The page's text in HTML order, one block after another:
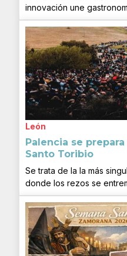
innovación une
León
Palencia se
Santo Toribio
Se trata de la la más
donde los rezos se